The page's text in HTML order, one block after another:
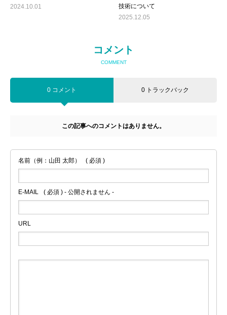
2024.10.01
技術について
2025.12.05
コメント
COMMENT
0 コメント 0 トラックバック
この記事へのコメントはありません。
名前（例：山田 太郎） ( 必須 )
E-MAIL ( 必須 ) - 公開されません -
URL